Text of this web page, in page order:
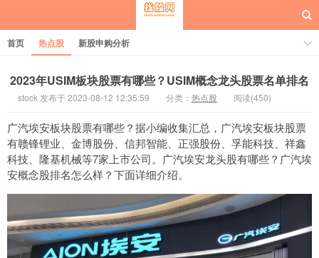
首页 热点股 新股申购分析
2023年USIM板块股票有哪些？USIM概念龙头股票名单排名
stock 发布于 2023-08-12 12:35:59 分类： 热点股 阅读(450)
广汽埃安板块股票有哪些？据小编收集汇总，广汽埃安板块股票
有赣锋锂业、金博股份、信邦智能、正强股份、孚能科技、祥鑫
科技、隆基机械等7家上市公司。广汽埃安龙头股有哪些？广汽埃
安概念股排名怎么样？下面详细介绍。